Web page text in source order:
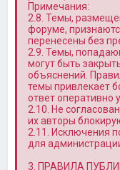
Примечания:
2.8. Темы,
форуме,
перенесены без
2.9. Темы,
могут быть
объяснений.
темы привлекает
ответ оперативно
2.10. Не
их авторы
2.11. Исключения
для
3. ПРАВИЛА